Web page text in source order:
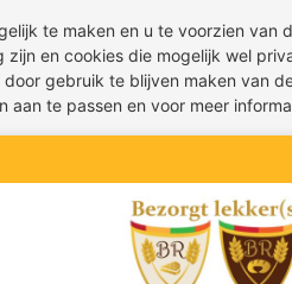
te maken en u te voorzien van
en cookies die mogelijk wel
door gebruik te blijven maken van
te passen en voor meer